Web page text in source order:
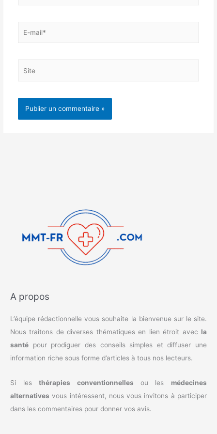
mail*
A propos
L’équipe rédactionnelle vous souhaite la bienvenue sur le site.
Nous traitons de diverses thématiques en lien étroit avec la
santé pour prodiguer des conseils simples et diffuser une
information riche sous forme d’articles à tous nos lecteurs.
Si lesthérapies conventionnelles ou les médecines
alternatives vous intéressent, nous vous invitons à participer
dans les commentaires pour donner vos avis.